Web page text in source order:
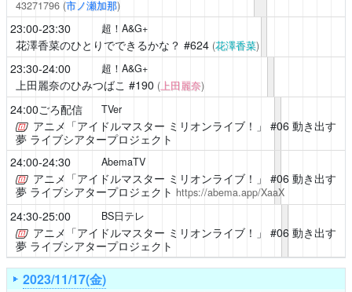
43271796 (市ノ瀬加那)
23:00-23:30 超！A&G+
花澤香菜のひとりでできるかな？ #624 (花澤香菜)
23:30-24:00 超！A&G+
上田麗奈のひみつばこ #190 (上田麗奈)
24:00ごろ配信 TVer
アニメ「アイドルマスター ミリオンライブ！」 #06 動き出す
夢 ライブシアタープロジェクト
24:00-24:30
AbemaTV
アニメ「アイドルマスター ミリオンライブ！」 #06 動き出す
夢 ライブシアタープロジェクト https://abema.app/XaaX
24:30-25:00 BS日テレ
アニメ「アイドルマスター ミリオンライブ！」 #06 動き出す
夢 ライブシアタープロジェクト
2023/11/17(金)